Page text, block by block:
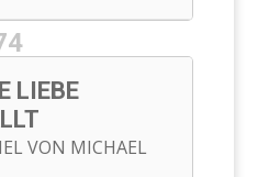
LIEBE
VON MICHAEL